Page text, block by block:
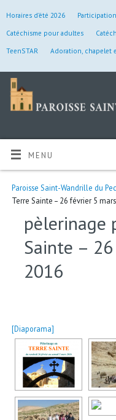
Horaires d’été 2026
Catéchisme pour adultes
TeenSTAR
Adoration, chapelet
MENU
Paroisse Saint-Wandrille du
Terre Sainte – 26 février 5
pèlerinage
Sainte –
2016
[Diaporama]